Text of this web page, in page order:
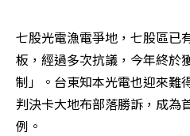
七股光電漁電爭地，七股區已
板，經過多次抗議，今年終於
制」。台東知本光電也迎來難
判決卡大地布部落勝訴，成為
例。